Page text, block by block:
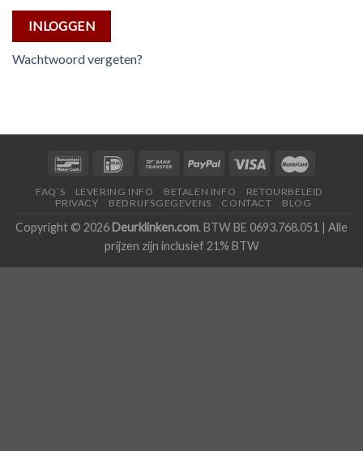
INLOGGEN
Wachtwoord vergeten?
FAQ’S LEVERING INFO BETALEN INFO
RETOURBELEID
PRIVACY
BEDRIJFSGEGEVENS CONTACT BLOG
Copyright © 2026 Deurklinken.com. BTW BE 0693.768.051 | Alle
prijzen zijn inclusief 21% BTW